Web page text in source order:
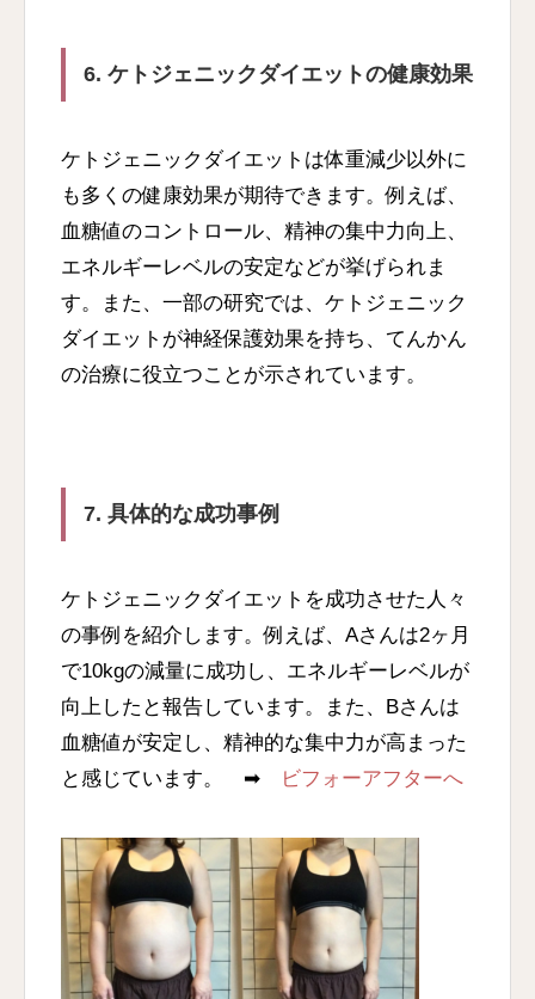
6. ケトジェニックダイエットの健康効果
ケトジェニックダイエットは体重減少以外に
も多くの健康効果が期待できます。例えば、
血糖値のコントロール、精神の集中力向上、
エネルギーレベルの安定などが挙げられま
す。また、一部の研究では、ケトジェニック
ダイエットが神経保護効果を持ち、てんかん
の治療に役立つことが示されています。
7. 具体的な成功事例
ケトジェニックダイエットを成功させた人々
の事例を紹介します。例えば、Aさんは2ヶ月
で10kgの減量に成功し、エネルギーレベルが
向上したと報告しています。また、Bさんは
血糖値が安定し、精神的な集中力が高まった
と感じています。 ➡
ビフォーアフターへ